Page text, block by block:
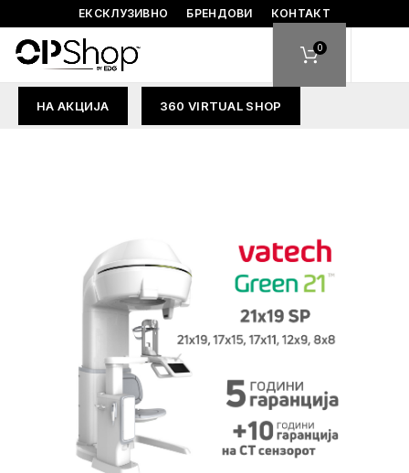
ЕКСКЛУЗИВНО БРЕНДОВИ КОНТАКТ
0
НА АКЦИЈА 360 VIRTUAL SHOP